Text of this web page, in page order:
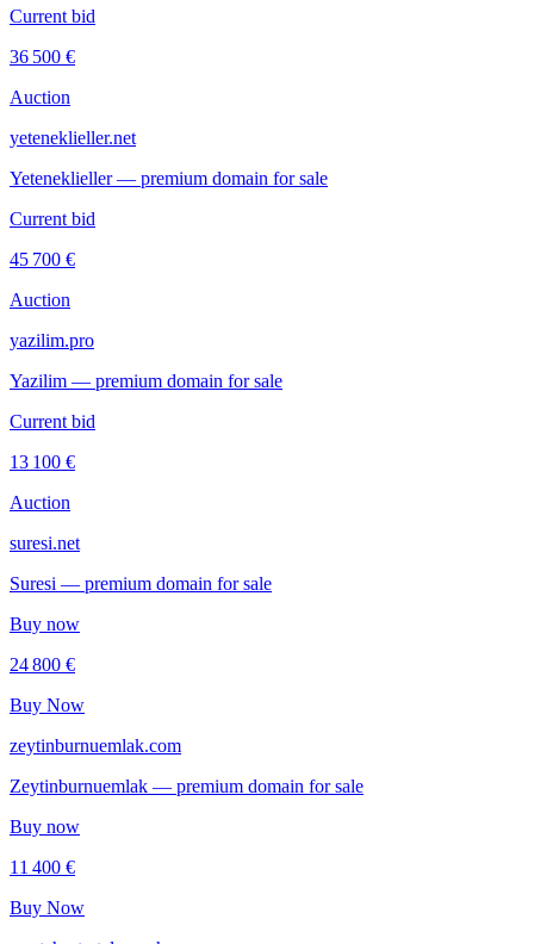
Current bid
36 500 €
Auction
yeteneklieller.net
Yeteneklieller — premium domain for sale
Current bid
45 700 €
Auction
yazilim.pro
Yazilim — premium domain for sale
Current bid
13 100 €
Auction
suresi.net
Suresi — premium domain for sale
Buy now
24 800 €
Buy Now
zeytinburnuemlak.com
Zeytinburnuemlak — premium domain for sale
Buy now
11 400 €
Buy Now